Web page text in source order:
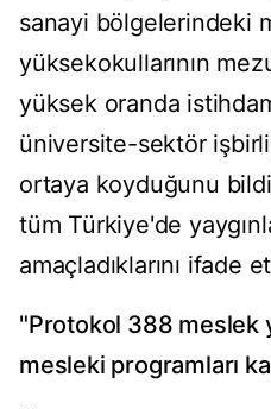
sanayi bölgelerindeki
yüksekokullarının
yüksek oranda
üniversite-sektör
ortaya koyduğunu
tüm Türkiye'de
amaçladıklarını ifade
"Protokol 388 meslek
mesleki programları